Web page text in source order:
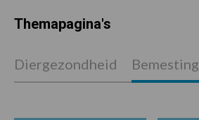
Themapagina's
Diergezondheid Bemesting